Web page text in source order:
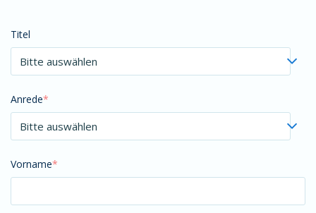
Titel
Anrede*
Vorname*